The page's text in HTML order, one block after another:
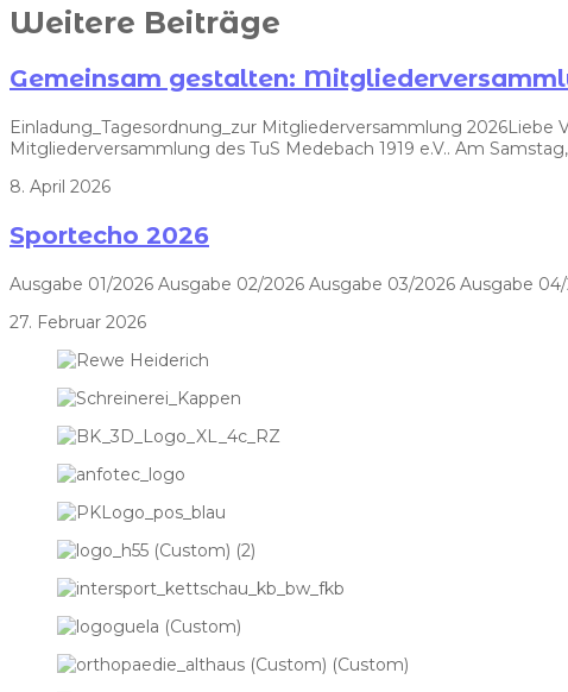
Weitere Beiträge
Gemeinsam gestalten:
Einladung_Tagesordnung_zur Mitgliederversammlung
Mitgliederversammlung des TuS Medebach 1919 e.V.. Am
8. April 2026
Sportecho 2026
Ausgabe 01/2026 Ausgabe 02/2026 Ausgabe 03/2026 Ausgabe
27. Februar 2026